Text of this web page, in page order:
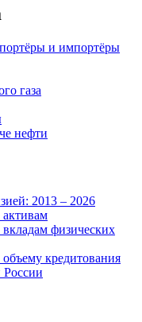
и импортёры
газа
нефти
2013 – 2026
физических
кредитования